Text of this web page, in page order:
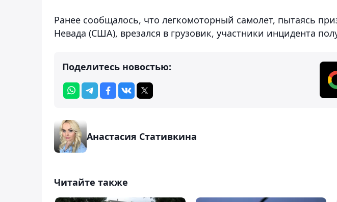
Ранее сообщалось, что легкомоторный самолет, пытаясь
Невада (США), врезался в грузовик, участники инцидента
Поделитесь новостью:
Анастасия Стативкина
Читайте также